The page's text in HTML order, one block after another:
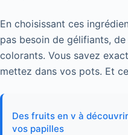
En choisissant ces
pas besoin de gélifiants,
colorants. Vous savez
mettez dans vos pots. Et
Des fruits en v à
vos papilles